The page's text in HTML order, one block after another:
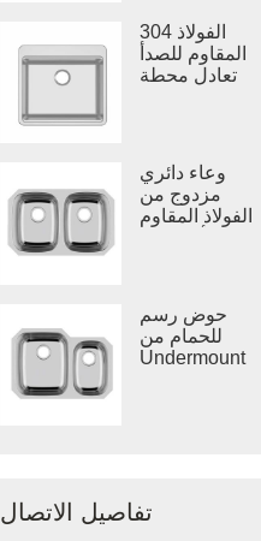
304 الفولاذ
المقاوم للصدأ
تعادل محطة
وعاء دائري
مزدوج من
الفولاذ المقاوم
حوض رسم
للحمام من
Undermount
تفاصيل الاتصال